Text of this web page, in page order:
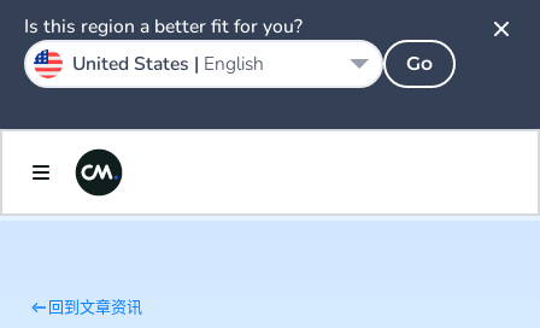
回到文章资讯
Is this region a better fit for you?
United States | English Go